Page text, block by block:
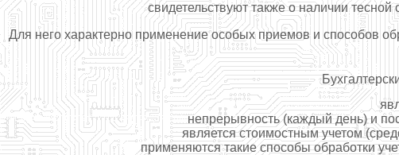
свидетельствуют также о наличии
Для него характерно применение особых приемов и способов
непрерывность (каждый день) и
является стоимостным учетом
применяются такие способы обработки